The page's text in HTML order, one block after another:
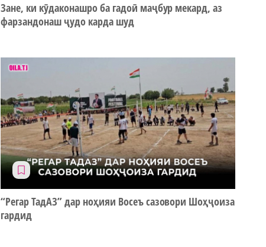
Зане, ки кӯдаконашро ба гадоӣ маҷбур мекард, аз
фарзандонаш ҷудо карда шуд
“Регар ТадАЗ” дар ноҳияи Восеъ сазовори Шоҳҷоиза
гардид